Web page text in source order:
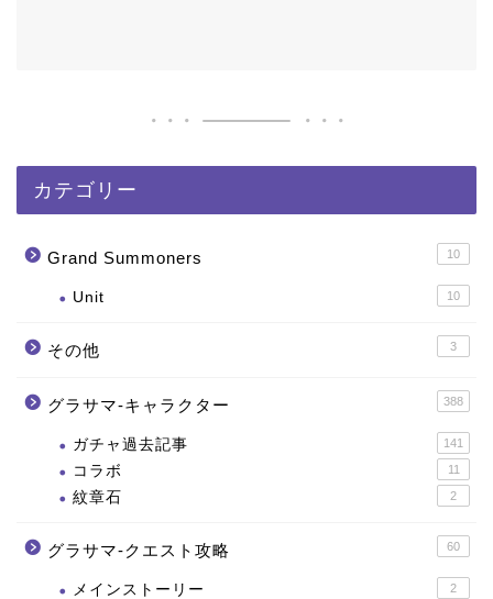
カテゴリー
Grand Summoners 10
Unit 10
その他 3
グラサマ-キャラクター 388
ガチャ過去記事 141
コラボ 11
紋章石 2
グラサマ-クエスト攻略 60
メインストーリー 2